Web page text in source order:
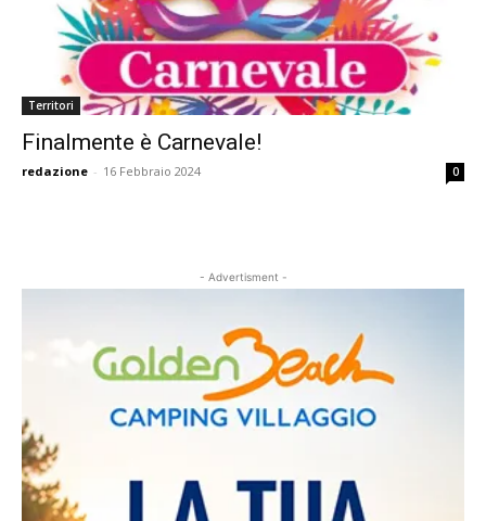
Territori
Finalmente è Carnevale!
redazione - 16 Febbraio 2024 0
- Advertisment -